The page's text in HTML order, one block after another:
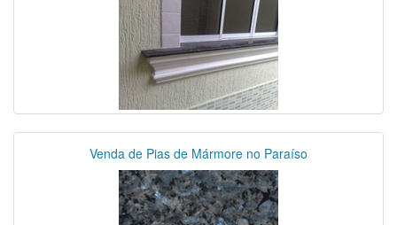
Venda de Pias de Mármore no Paraíso